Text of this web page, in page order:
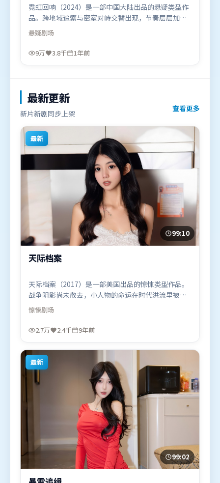
霓虹回响（2024）是一部中国大陆出品的悬疑类型作
品。跨地域追索与密室对峙交替出现，节奏层层加
码，张力持续上扬。群像刻画各有弧光，配角亦承担
叙事推进功能。由詹姆斯·卡梅隆执导，奥卡菲娜、
古天乐、张家辉，周迅、提莫西·查拉米等联袂出
悬疑剧场
9万 3.8千 1年前
最新更新
新片新剧同步上架
查看更多
最新
99:10
天际档案
天际档案（2017）是一部美国出品的惊悚类型作品。
战争阴影尚未散去，小人物的命运在时代洪流里被轻
轻托起又放下。人物关系网复杂却不凌乱，每场对手
戏都推动信息增量。由雷德利·斯科特执导，沈腾、
河正宇、木村拓哉，王景春等联袂出演。影片于2017
悚题材的观众观看。
惊悚剧场
2.7万 2.4千 9年前
最新
99:02